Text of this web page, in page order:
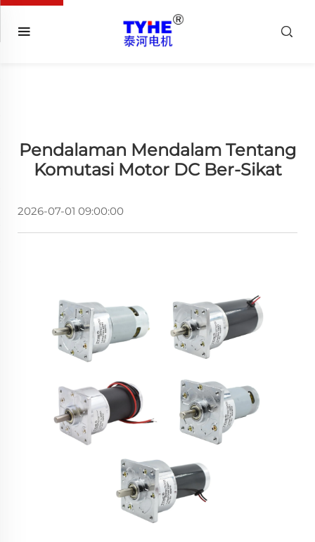
Pendalaman Mendalam Tentang
Komutasi Motor DC Ber-Sikat
2026-07-01 09:00:00